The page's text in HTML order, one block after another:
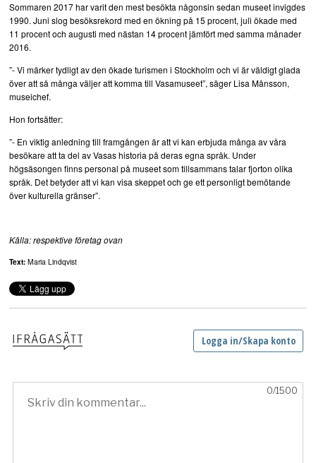
Sommaren 2017 har varit den mest besökta någonsin sedan museet invigdes
1990. Juni slog besöksrekord med en ökning på 15 procent, juli ökade med
11 procent och augusti med nästan 14 procent jämfört med samma månader
2016.
”- Vi märker tydligt av den ökade turismen i Stockholm och vi är väldigt glada
över att så många väljer att komma till Vasamuseet”, säger Lisa Månsson,
museichef.
Hon fortsätter:
”- En viktig anledning till framgången är att vi kan erbjuda många av våra
besökare att ta del av Vasas historia på deras egna språk. Under
högsäsongen finns personal på museet som tillsammans talar fjorton olika
språk. Det betyder att vi kan visa skeppet och ge ett personligt bemötande
över kulturella gränser”.
Källa: respektive företag ovan
Text: Maria Lindqvist